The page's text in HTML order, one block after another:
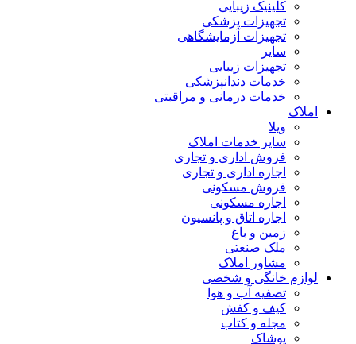
کلینیک زیبایی
تجهیزات پزشکی
تجهیزات آزمایشگاهی
سایر
تجهیزات زیبایی
خدمات دندانپزشکی
خدمات درمانی و مراقبتی
املاک
ویلا
سایر خدمات املاک
فروش اداری و تجاری
اجاره اداری و تجاری
فروش مسکونی
اجاره مسکونی
اجاره اتاق و پانسیون
زمین و باغ
ملک صنعتی
مشاور املاک
لوازم خانگی و شخصی
تصفیه آب و هوا
کیف و کفش
مجله و کتاب
پوشاک